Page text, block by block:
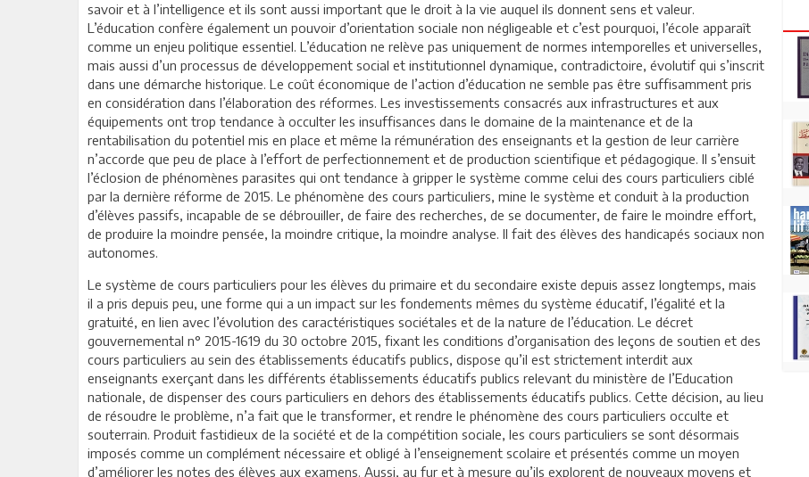
savoir et à l’intelligence et ils sont aussi important que le droit à la vie auquel ils donnent sens et valeur.
L’éducation confère également un pouvoir d’orientation sociale non négligeable et c’est pourquoi, l’école apparaît
comme un enjeu politique essentiel. L’éducation ne relève pas uniquement de normes intemporelles et universelles,
mais aussi d’un processus de développement social et institutionnel dynamique, contradictoire, évolutif qui s’inscrit
dans une démarche historique. Le coût économique de l’action d’éducation ne semble pas être suffisamment pris
en considération dans l’élaboration des réformes. Les investissements consacrés aux infrastructures et aux
équipements ont trop tendance à occulter les insuffisances dans le domaine de la maintenance et de la
rentabilisation du potentiel mis en place et même la rémunération des enseignants et la gestion de leur carrière
n’accorde que peu de place à l’effort de perfectionnement et de production scientifique et pédagogique. Il s’ensuit
l’éclosion de phénomènes parasites qui ont tendance à gripper le système comme celui des cours particuliers ciblé
par la dernière réforme de 2015. Le phénomène des cours particuliers, mine le système et conduit à la production
d’élèves passifs, incapable de se débrouiller, de faire des recherches, de se documenter, de faire le moindre effort,
de produire la moindre pensée, la moindre critique, la moindre analyse. Il fait des élèves des handicapés sociaux non
autonomes.
Le système de cours particuliers pour les élèves du primaire et du secondaire existe depuis assez longtemps, mais
il a pris depuis peu, une forme qui a un impact sur les fondements mêmes du système éducatif, l’égalité et la
gratuité, en lien avec l’évolution des caractéristiques sociétales et de la nature de l’éducation. Le décret
gouvernemental n° 2015-1619 du 30 octobre 2015, fixant les conditions d’organisation des leçons de soutien et des
cours particuliers au sein des établissements éducatifs publics, dispose qu’il est strictement interdit aux
enseignants exerçant dans les différents établissements éducatifs publics relevant du ministère de l’Education
nationale, de dispenser des cours particuliers en dehors des établissements éducatifs publics. Cette décision, au lieu
de résoudre le problème, n’a fait que le transformer, et rendre le phénomène des cours particuliers occulte et
souterrain. Produit fastidieux de la société et de la compétition sociale, les cours particuliers se sont désormais
imposés comme un complément nécessaire et obligé à l’enseignement scolaire et présentés comme un moyen
d’améliorer les notes des élèves aux examens. Aussi, au fur et à mesure qu’ils explorent de nouveaux moyens et